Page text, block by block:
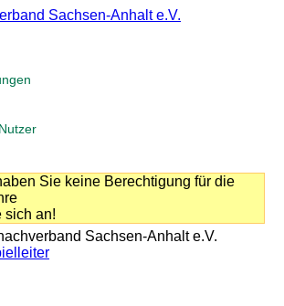
Sie keine Berechtigung für die
sich an!
Sachsen-Anhalt e.V.